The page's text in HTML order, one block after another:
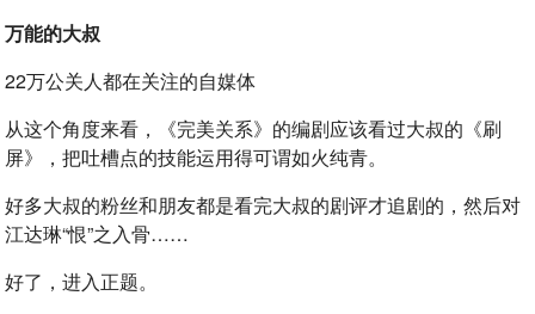
万能的大叔
22万公关人都在关注的自媒体
从这个角度来看，《完美关系》的编剧应该看过大叔的《刷
屏》，把吐槽点的技能运用得可谓如火纯青。
好多大叔的粉丝和朋友都是看完大叔的剧评才追剧的，然后对
江达琳“恨”之入骨……
好了，进入正题。